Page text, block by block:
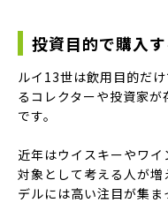
投資目的で購入
ルイ13世は飲用目的だ
るコレクターや投資家
です。
近年はウイスキーやワ
対象として考える人が
デルには高い注目が集